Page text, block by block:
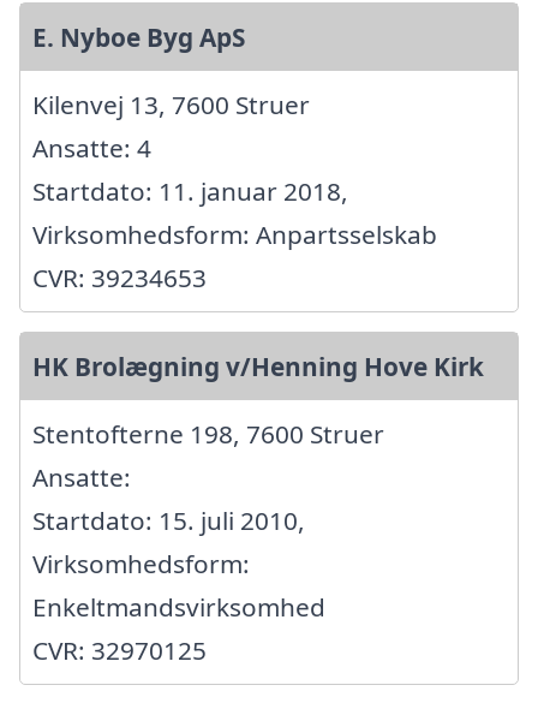
E. Nyboe Byg ApS
Kilenvej 13, 7600 Struer
Ansatte: 4
Startdato: 11. januar 2018,
Virksomhedsform: Anpartsselskab
CVR: 39234653
HK Brolægning v/Henning Hove Kirk
Stentofterne 198, 7600 Struer
Ansatte:
Startdato: 15. juli 2010,
Virksomhedsform:
Enkeltmandsvirksomhed
CVR: 32970125